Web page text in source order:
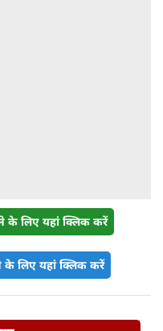
के लिए यहां क्लिक करें
के लिए यहां क्लिक करें